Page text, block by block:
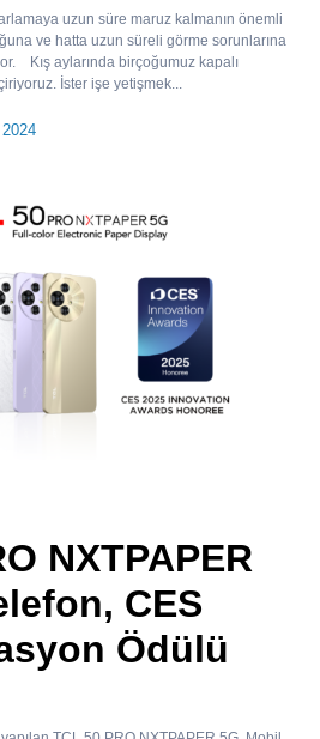
uzun süre maruz kalmanın önemli
ve hatta uzun süreli görme sorunlarına
Kış aylarında birçoğumuz kapalı
İster işe yetişmek...
2024
NXTPAPER
CES
Ödülü